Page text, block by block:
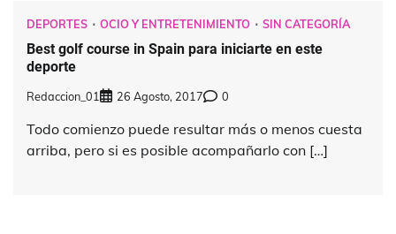
DEPORTES OCIO Y ENTRETENIMIENTO SIN CATEGORÍA
Best golf course in Spain para iniciarte en este
deporte
Redaccion_01 26 Agosto, 2017 0
Todo comienzo puede resultar más o menos cuesta
arriba, pero si es posible acompañarlo con […]